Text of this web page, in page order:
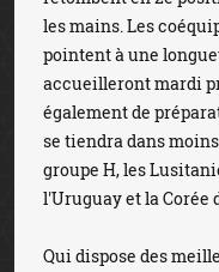
les mains. Les
pointent à une
accueilleront mardi
également de
se tiendra dans
groupe H, les
l'Uruguay et la Corée
Qui dispose des